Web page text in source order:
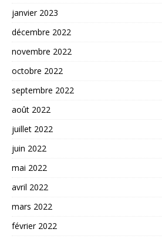
janvier 2023
décembre 2022
novembre 2022
octobre 2022
septembre 2022
août 2022
juillet 2022
juin 2022
mai 2022
avril 2022
mars 2022
février 2022